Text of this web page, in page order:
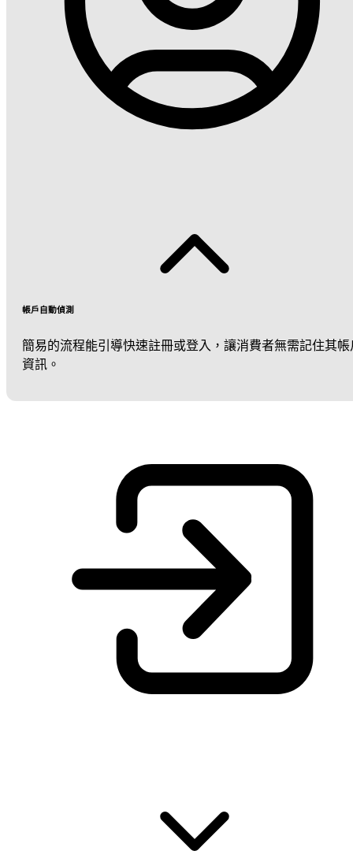
帳戶自動偵測
簡易的流程能引導快速註冊或登入，讓消費者無需記住其帳
資訊。